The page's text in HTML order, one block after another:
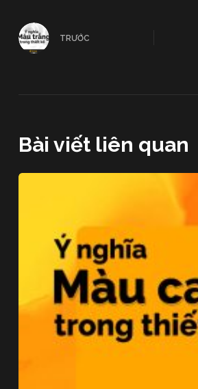
TRƯỚC
Bài viết liên quan